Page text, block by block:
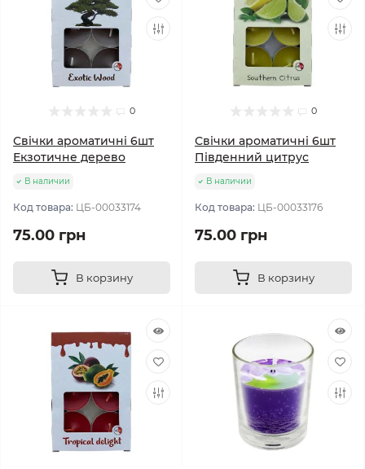
0
Свічки ароматичні 6шт
Екзотичне дерево
В наличии
Код товара: ЦБ-00033174
75.00 грн
В корзину
0
Свічки ароматичні 6шт
Південний цитрус
В наличии
Код товара: ЦБ-00033176
75.00 грн
В корзину